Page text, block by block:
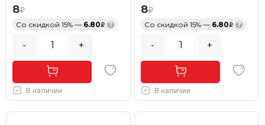
8
Со скидкой 15% — 6.80 ?
- +
В наличии
8
Со скидкой 15% — 6.80 ?
- +
В наличии